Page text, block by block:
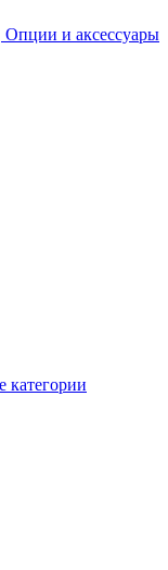
Опции и аксессуары
категории